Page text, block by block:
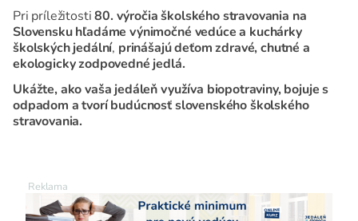
Pri príležitosti80. výročia školského stravovania na
Slovensku hľadáme výnimočné vedúce a kuchárky
školských jedální, prinášajú deťom zdravé, chutné a
ekologicky zodpovedné jedlá.
Ukážte, ako vaša jedáleň využíva biopotraviny, bojuje s
odpadom a tvorí budúcnosť slovenského školského
stravovania.